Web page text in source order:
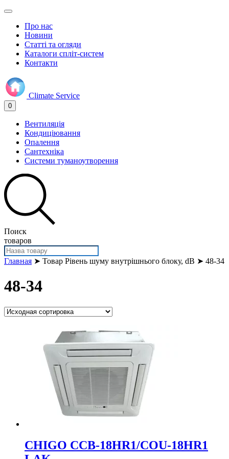
Про нас
Новини
Статті та огляди
Каталоги спліт-систем
Контакти
Climate Service
0
Вентиляція
Кондиціювання
Опалення
Сантехніка
Системи туманоутворення
Поиск
товаров
Главная ➤ Товар Рівень шуму внутрішнього блоку, dB ➤ 48-34
48-34
CHIGO CCB-18HR1/COU-18HR1